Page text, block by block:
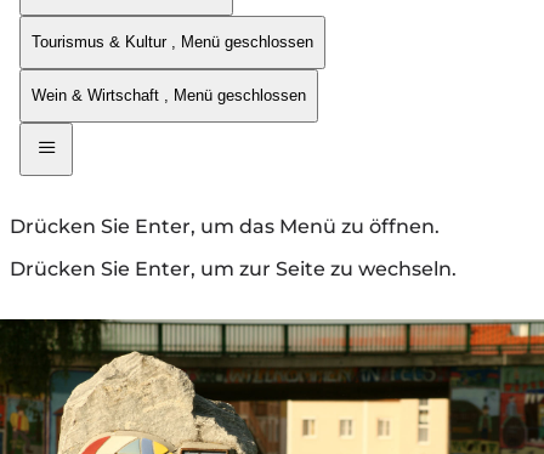
Tourismus & Kultur , Menü geschlossen
Wein & Wirtschaft , Menü geschlossen
Drücken Sie Enter, um das Menü zu öffnen.
Drücken Sie Enter, um zur Seite zu wechseln.